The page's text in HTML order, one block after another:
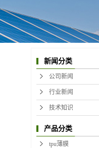
新闻分类
公司新闻
行业新闻
技术知识
产品分类
tpu薄膜